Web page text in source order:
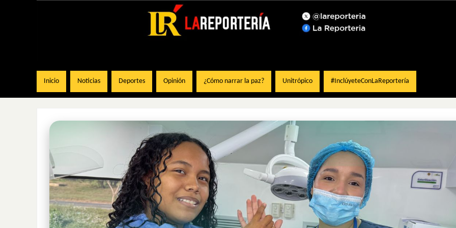
Inicio Noticias Deportes Opinión ¿Cómo narrar la paz? Unitrópico #InclúyeteConLaReportería